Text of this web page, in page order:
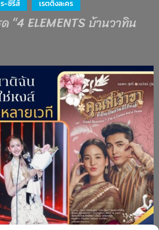
-ซีรีส์ เรตติงละคร
“4 ELEMENTS บ้านวาทิน